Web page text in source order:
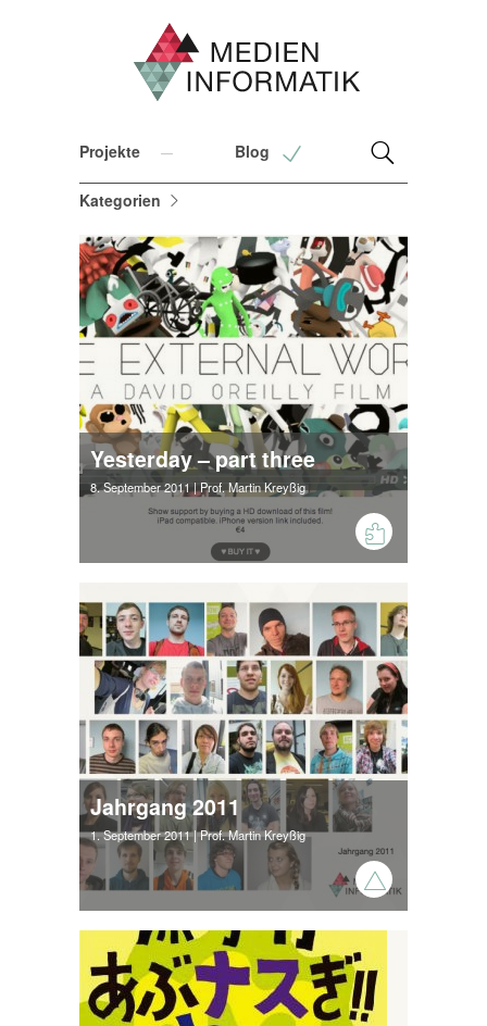
Projekte Blog
Kategorien
Yesterday – part three
8. September 2011| Prof. Martin Kreyßig
Jahrgang 2011
1. September 2011| Prof. Martin Kreyßig